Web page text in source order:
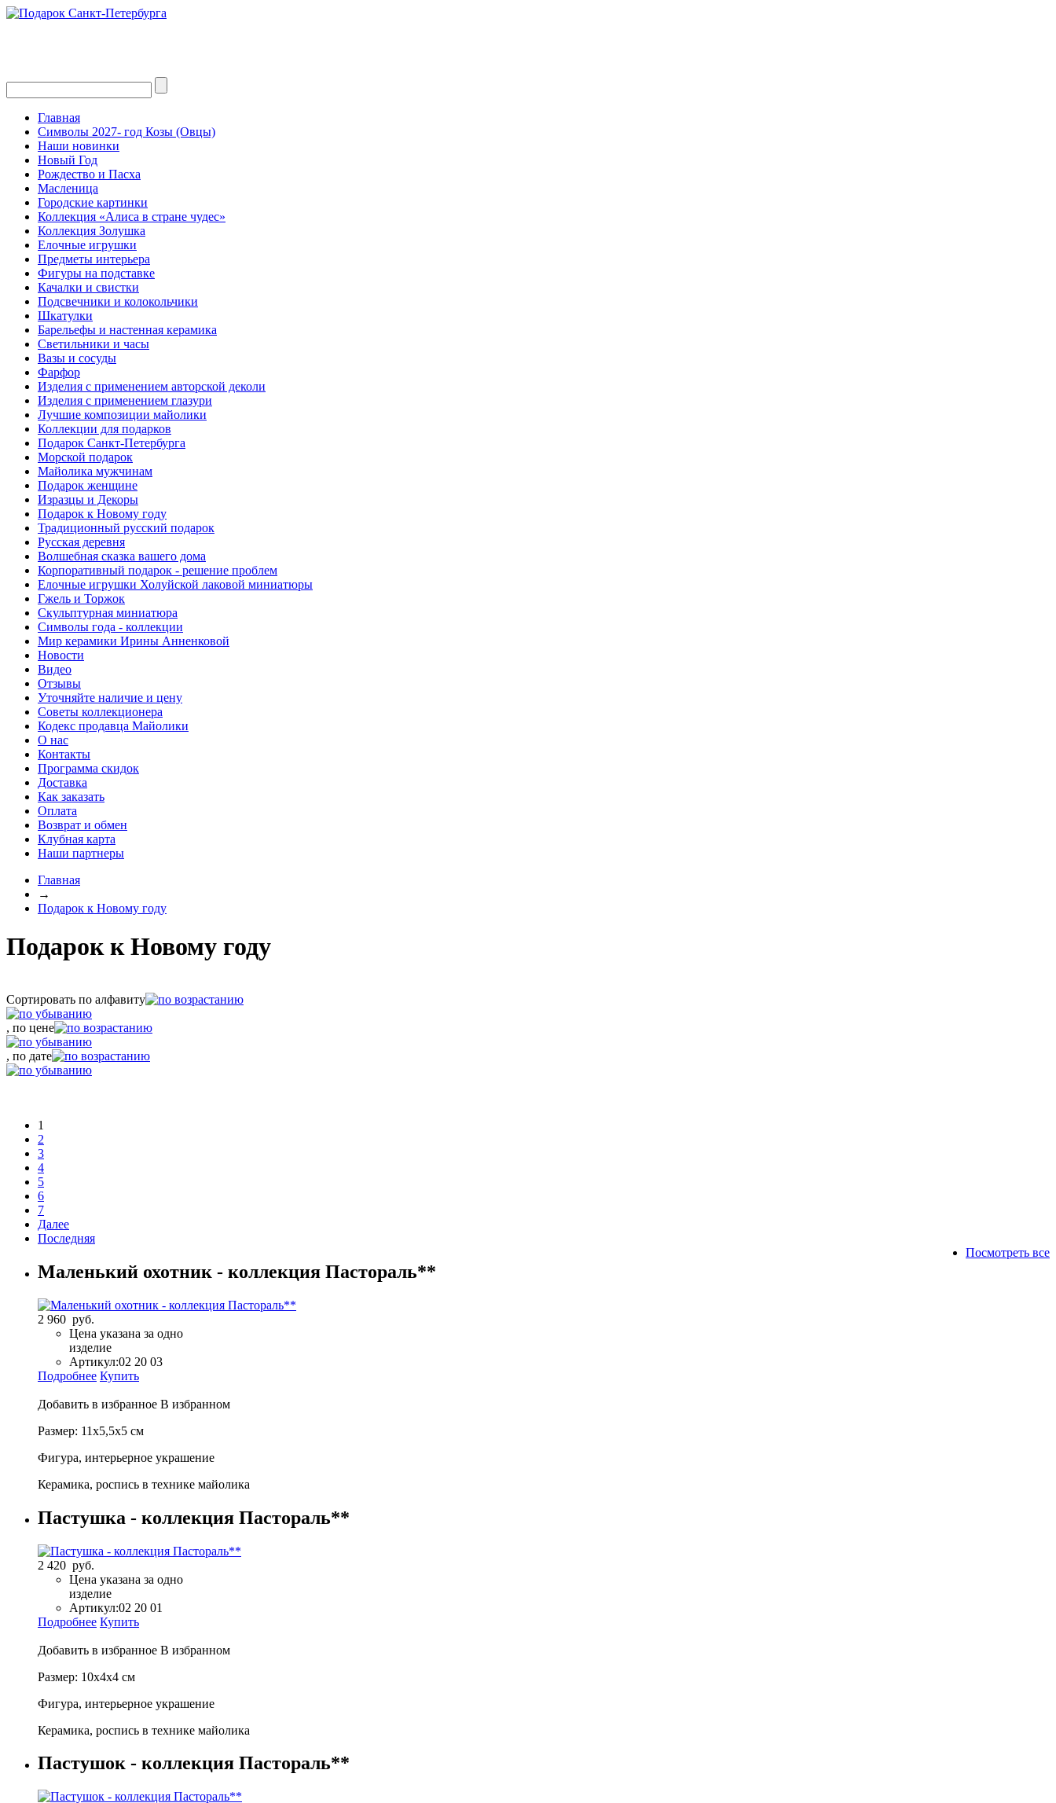
Главная
Символы 2027- год Козы (Овцы)
Наши новинки
Новый Год
Рождество и Пасха
Масленица
Городские картинки
Коллекция «Алиса в стране чудес»
Коллекция Золушка
Елочные игрушки
Предметы интерьера
Фигуры на подставке
Качалки и свистки
Подсвечники и колокольчики
Шкатулки
Барельефы и настенная керамика
Светильники и часы
Вазы и сосуды
Фарфор
Изделия с применением авторской деколи
Изделия с применением глазури
Лучшие композиции майолики
Коллекции для подарков
Подарок Санкт-Петербурга
Морской подарок
Майолика мужчинам
Подарок женщине
Изразцы и Декоры
Подарок к Новому году
Традиционный русский подарок
Русская деревня
Волшебная сказка вашего дома
Корпоративный подарок - решение проблем
Елочные игрушки Холуйской лаковой миниатюры
Гжель и Торжок
Скульптурная миниатюра
Символы года - коллекции
Мир керамики Ирины Анненковой
Новости
Видео
Отзывы
Уточняйте наличие и цену
Советы коллекционера
Кодекс продавца Майолики
О нас
Контакты
Программа скидок
Доставка
Как заказать
Оплата
Возврат и обмен
Клубная карта
Наши партнеры
Главная
→
Подарок к Новому году
Подарок к Новому году
Сортировать по алфавиту
, по цене
, по дате
1
2
3
4
5
6
7
Далее
Последняя
Посмотреть все
Маленький охотник - коллекция Пастораль**
2 960 руб.
Цена указана за одно
изделие
Артикул:02 20 03
Подробнее Купить
Добавить в избранное В избранном
Размер: 11х5,5х5 см
Фигура, интерьерное украшение
Керамика, роспись в технике майолика
Пастушка - коллекция Пастораль**
2 420 руб.
Цена указана за одно
изделие
Артикул:02 20 01
Подробнее Купить
Добавить в избранное В избранном
Размер: 10х4х4 см
Фигура, интерьерное украшение
Керамика, роспись в технике майолика
Пастушок - коллекция Пастораль**